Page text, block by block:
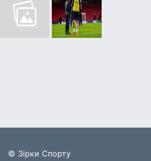
© Зірки Спорту